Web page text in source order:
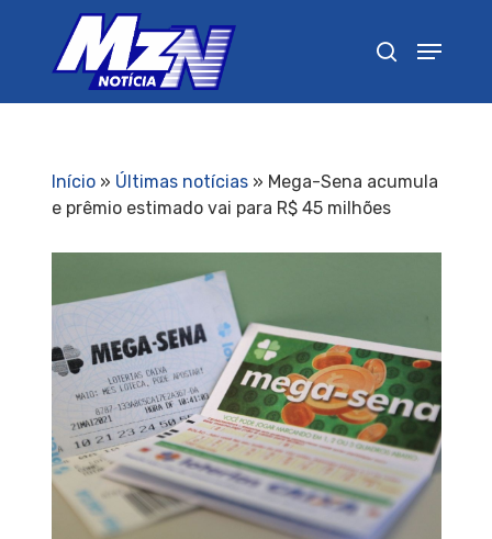
Início» Últimas notícias» Mega-Sena acumula
e prêmio estimado vai para R$ 45 milhões